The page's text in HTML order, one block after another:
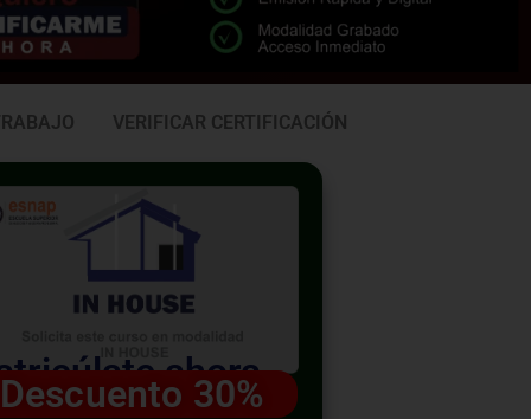
VERIFICAR CERTIFICACIÓN
ahora
Descuento 30%